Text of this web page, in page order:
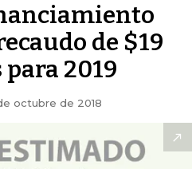
de $19
2019
octubre de 2018